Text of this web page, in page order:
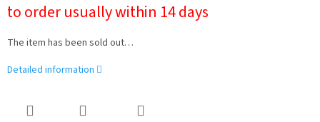
price:
to order usually within 14 days
The item has been sold out…
Detailed information